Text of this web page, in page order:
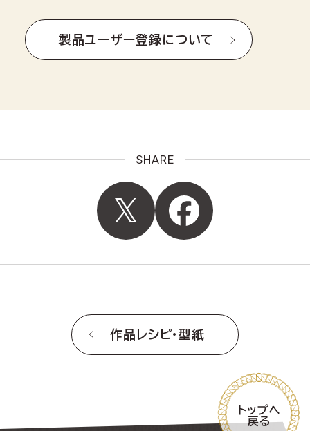
製品ユーザー登録について
SHARE
作品レシピ・型紙